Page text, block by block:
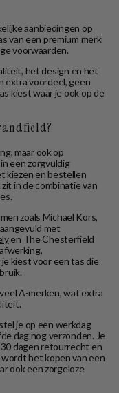
aanbiedingen op
van een premium merk
voorwaarden.
het design en het
extra voordeel, geen
kiest waar je ook op de
maar ook op
een zorgvuldig
kiezen en bestellen
in de combinatie van
zoals Michael Kors,
met
en The Chesterfield
kiest voor een tas die
A-merken, wat extra
je op een werkdag
dag nog verzonden. Je
dagen retourrecht en
het kopen van een
ook een zorgeloze